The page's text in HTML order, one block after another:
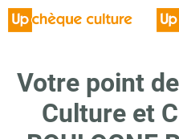
Votre point
Culture et